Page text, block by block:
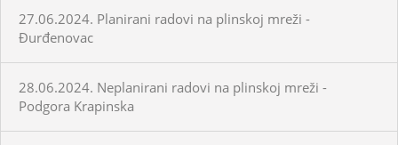
27.06.2024. Planirani radovi na plinskoj mreži -
Đurđenovac
28.06.2024. Neplanirani radovi na plinskoj mreži -
Podgora Krapinska